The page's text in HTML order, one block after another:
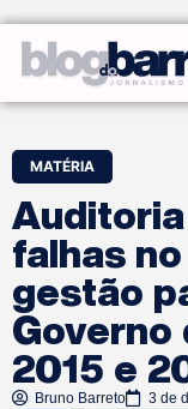
MATÉRIA
falhas
gestão
Governo
2015 e
Bruno Barreto 3 de